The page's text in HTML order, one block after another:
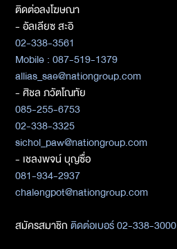
ติดต่อลงโฆษณา
- อัลเลียซ สะอิ
02-338-3561
Mobile : 087-519-1379
allias_sae@nationgroup.com
- ศิชล ภวัตโณทัย
085-255-6753
02-338-3325
sichol_paw@nationgroup.com
- เชลงพจน์ บุญซื่อ
081-934-2937
chalengpot@nationgroup.com
สมัครสมาชิกติดต่อเบอร์ 02-338-3000